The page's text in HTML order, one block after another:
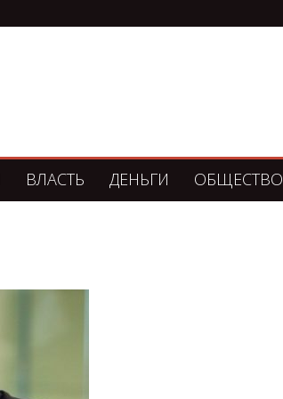
ВЛАСТЬ ДЕНЬГИ ОБЩЕСТВО